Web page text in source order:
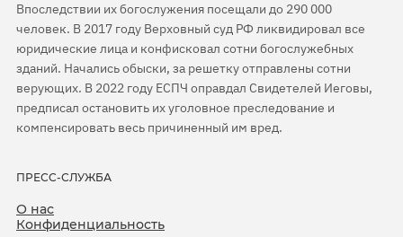
Впоследствии их богослужения посещали до 290 000
человек. В 2017 году Верховный суд РФ ликвидировал все
юридические лица и конфисковал сотни богослужебных
зданий. Начались обыски, за решетку отправлены сотни
верующих. В 2022 году ЕСПЧ оправдал Свидетелей Иеговы,
предписал остановить их уголовное преследование и
компенсировать весь причиненный им вред.
ПРЕСС-СЛУЖБА
О нас
Конфиденциальность